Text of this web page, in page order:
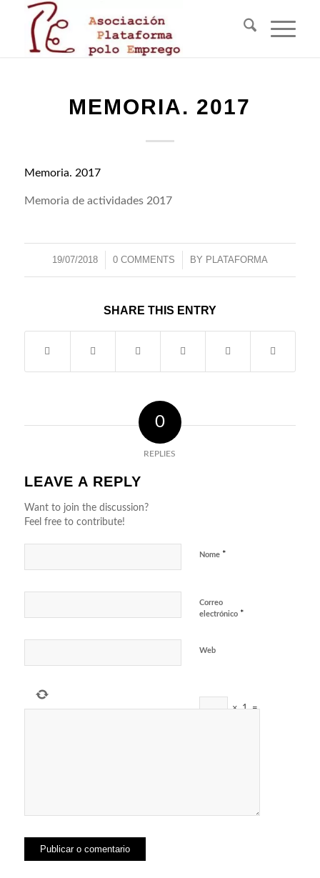
MEMORIA. 2017
Memoria. 2017
Memoria de actividades 2017
19/07/2018
/ 0 COMMENTS
/ BY PLATAFORMA
SHARE THIS ENTRY
0
REPLIES
LEAVE A REPLY
Want to join the discussion?
Feel free to contribute!
Nome *
Correo
electrónico *
Web
× 1 =